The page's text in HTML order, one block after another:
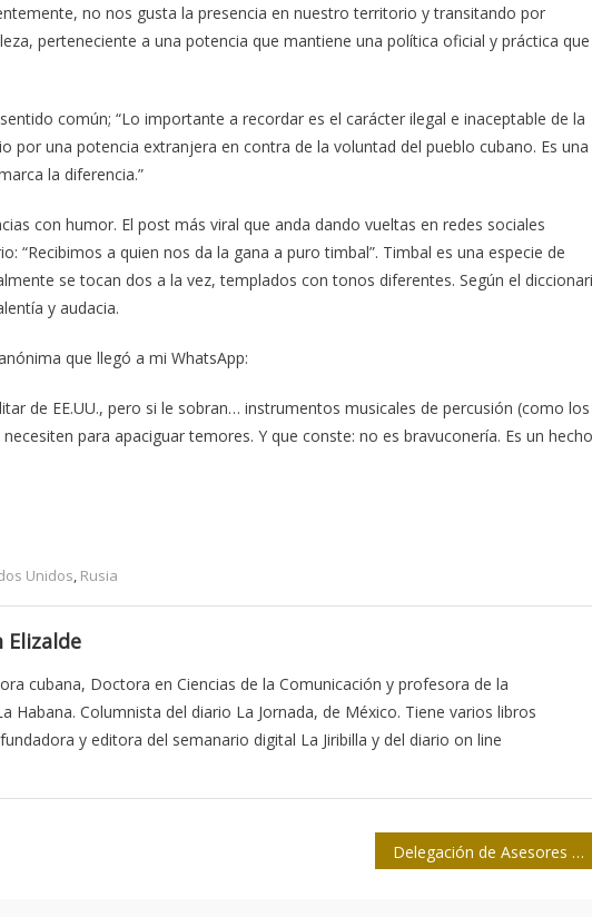
no nos gusta la presencia en nuestro territorio y transitando por
perteneciente a una potencia que mantiene una política oficial y práctica que
común; “Lo importante a recordar es el carácter ilegal e inaceptable de la
por una potencia extranjera en contra de la voluntad del pueblo cubano. Es una
la diferencia.”
con humor. El post más viral que anda dando vueltas en redes sociales
“Recibimos a quien nos da la gana a puro timbal”. Timbal es una especie de
se tocan dos a la vez, templados con tonos diferentes. Según el
y audacia.
que llegó a mi WhatsApp:
de EE.UU., pero si le sobran… instrumentos musicales de percusión (como los
para apaciguar temores. Y que conste: no es bravuconería. Es un
Unidos, Rusia
Elizalde
cubana, Doctora en Ciencias de la Comunicación y profesora de la
Habana. Columnista del diario La Jornada, de México. Tiene varios libros
y editora del semanario digital La Jiribilla y del diario on line
Delegación de Asesores de la UPEC rinde homenaje a cinco medios de la prensa cubana